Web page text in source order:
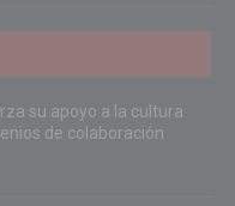
su apoyo a la cultura
de colaboración